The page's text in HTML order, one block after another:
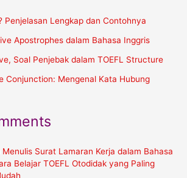
Penjelasan Lengkap dan Contohnya
Apostrophes dalam Bahasa Inggris
Soal Penjebak dalam TOEFL Structure
Conjunction: Mengenal Kata Hubung
Surat Lamaran Kerja dalam Bahasa
Belajar TOEFL Otodidak yang Paling